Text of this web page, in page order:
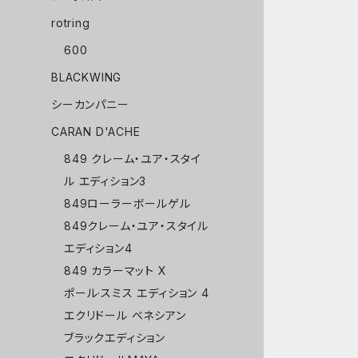
rotring
600
BLACKWING
シーカンパニー
CARAN D'ACHE
849 クレーム・ユア・スタイ
ル エディション3
849ローラーボールゲル
849クレーム・ユア・スタイル
エディション4
849 カラーマット X
ポール·スミス エディション 4
エクリドール ベネシアン
ブラックエディション